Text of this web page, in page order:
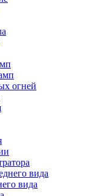
огней
вида
вида